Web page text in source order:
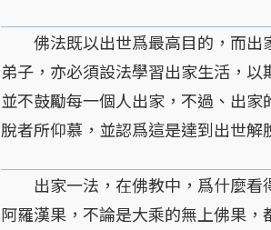
佛法既以出世爲最高目的，而出
弟子，亦必須設法學習出家生活，
並不鼓勵每一個人出家，不過、出
脫者所仰慕，並認爲這是達到出世解
出家一法，在佛教中，爲什麼看
阿羅漢果，不論是大乘的無上佛果